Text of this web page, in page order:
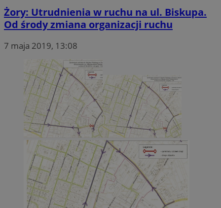
Żory: Utrudnienia w ruchu na ul. Biskupa.
Od środy zmiana organizacji ruchu
7 maja 2019, 13:08